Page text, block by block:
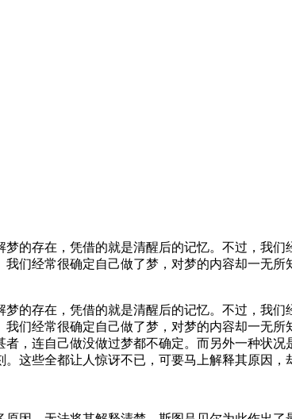
的存在，凭借的就是清醒后的记忆。不过，我
们经常很确定自己做了梦，对梦的内容却一无
的存在，凭借的就是清醒后的记忆。不过，我
们经常很确定自己做了梦，对梦的内容却一无
，连自己做没做过梦都不确定。而另外一种状
这些全都让人惊讶不已，可要马上解释其原因，